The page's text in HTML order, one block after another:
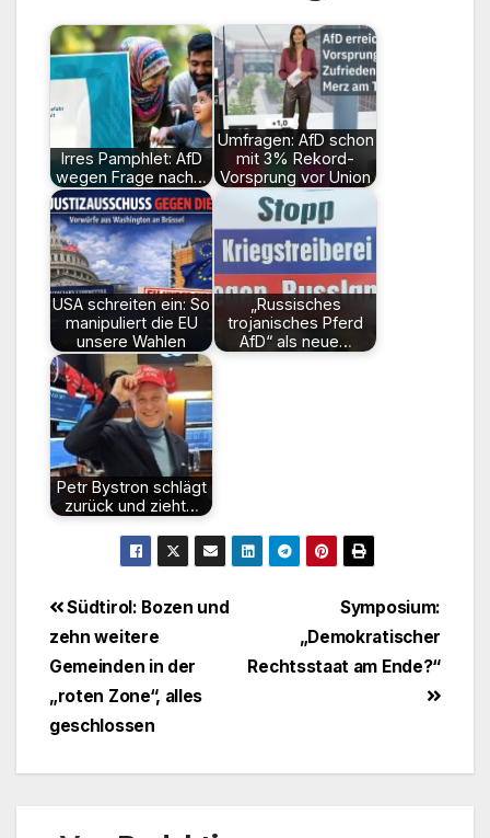
Irres Pamphlet: AfD
wegen Frage nach…
Umfragen: AfD schon
mit 3% Rekord-
Vorsprung vor Union
USA schreiten ein: So
manipuliert die EU
unsere Wahlen
„Russisches
trojanisches Pferd
AfD“ als neue…
Petr Bystron schlägt
zurück und zieht…
BeitragsnavigationSymposium:
„Demokratischer
Rechtsstaat am Ende?“
Südtirol: Bozen und
zehn weitere
Gemeinden in der
„roten Zone“, alles
geschlossen